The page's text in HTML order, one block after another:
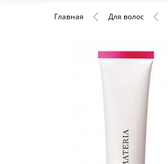
Главная Для волос